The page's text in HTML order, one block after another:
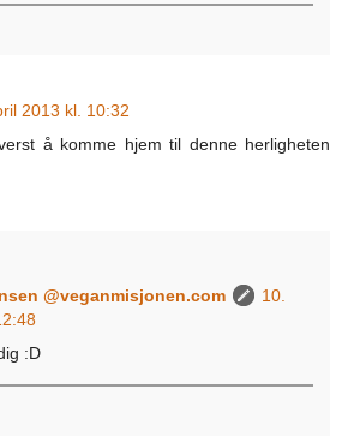
2013 kl. 10:32
å komme hjem til denne herligheten
@veganmisjonen.com
10.
:D